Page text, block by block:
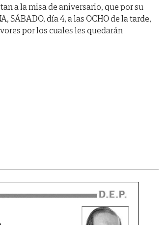
a la misa de aniversario, que por su
SÁBADO, día 4, a las OCHO de la tarde,
por los cuales les quedarán